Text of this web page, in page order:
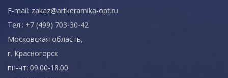
E-mail: zakaz@artkeramika-opt.ru
Тел.: +7 (499) 703-30-42
Московская область,
г. Красногорск
пн-чт: 09.00-18.00